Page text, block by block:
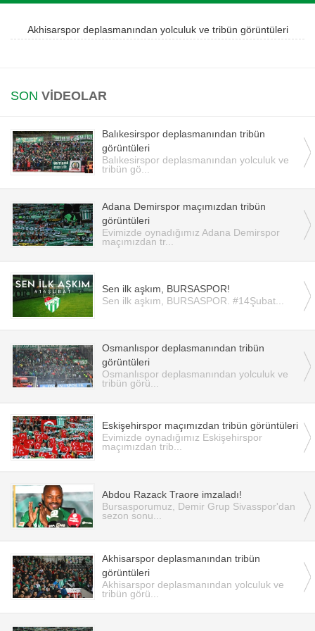
Instagram
iOS
Akhisarspor deplasmanından yolculuk ve tribün görüntüleri
SON VİDEOLAR
Balıkesirspor deplasmanından tribün
görüntüleri
Balıkesirspor deplasmanından yolculuk ve
tribün gö...
Adana Demirspor maçımızdan tribün
görüntüleri
Evimizde oynadığımız Adana Demirspor
maçımızdan tr...
Sen ilk aşkım, BURSASPOR!
Sen ilk aşkım, BURSASPOR. #14Şubat...
Osmanlıspor deplasmanından tribün
görüntüleri
Osmanlıspor deplasmanından yolculuk ve
tribün görü...
Eskişehirspor maçımızdan tribün görüntüleri
Evimizde oynadığımız Eskişehirspor
maçımızdan trib...
Abdou Razack Traore imzaladı!
Bursasporumuz, Demir Grup Sivasspor'dan
sezon sonu...
Akhisarspor deplasmanından tribün
görüntüleri
Akhisarspor deplasmanından yolculuk ve
tribün görü...